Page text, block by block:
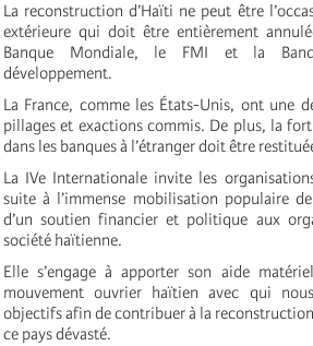
La reconstruction d’Haïti ne peut être
extérieure qui doit être entièrement
Banque Mondiale, le FMI et la
développement.
La France, comme les États-Unis, ont une
pillages et exactions commis. De plus, la
dans les banques à l’étranger doit être
La IVe Internationale invite les
suite à l’immense mobilisation populaire
d’un soutien financier et politique aux
société haïtienne.
Elle s’engage à apporter son aide
mouvement ouvrier haïtien avec qui
objectifs afin de contribuer à la
ce pays dévasté.